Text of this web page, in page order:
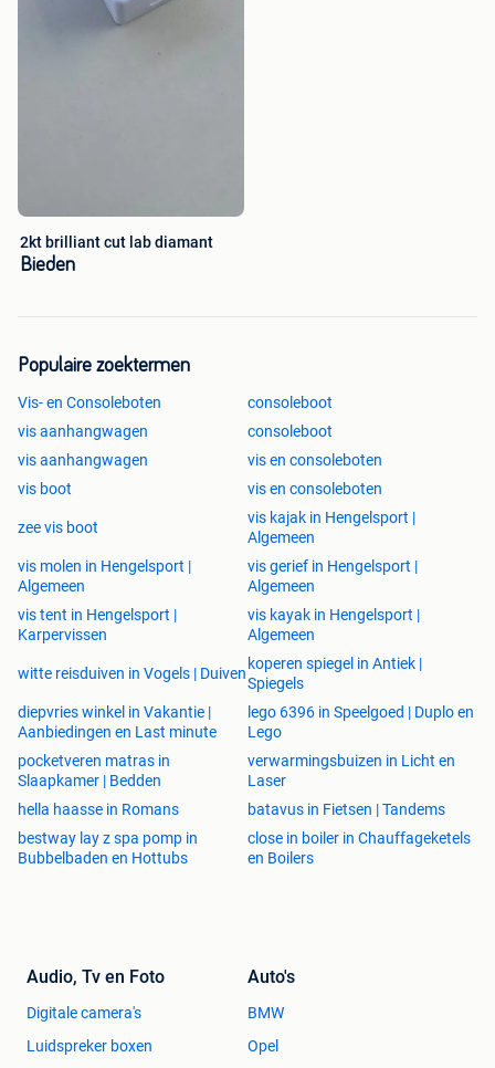
2kt brilliant cut lab diamant
Bieden
Populaire zoektermen
Vis- en Consoleboten
consoleboot
vis aanhangwagen
consoleboot
vis aanhangwagen
vis en consoleboten
vis boot
vis en consoleboten
zee vis boot
vis kajak in Hengelsport |
Algemeen
vis molen in Hengelsport |
Algemeen
vis gerief in Hengelsport |
Algemeen
vis tent in Hengelsport |
Karpervissen
vis kayak in Hengelsport |
Algemeen
witte reisduiven in Vogels | Duiven
koperen spiegel in Antiek |
Spiegels
diepvries winkel in Vakantie |
Aanbiedingen en Last minute
lego 6396 in Speelgoed | Duplo en
Lego
pocketveren matras in
Slaapkamer | Bedden
verwarmingsbuizen in Licht en
Laser
hella haasse in Romans
batavus in Fietsen | Tandems
bestway lay z spa pomp in
Bubbelbaden en Hottubs
close in boiler in Chauffageketels
en Boilers
Audio, Tv en Foto
Digitale camera's
Luidspreker boxen
Auto's
BMW
Opel